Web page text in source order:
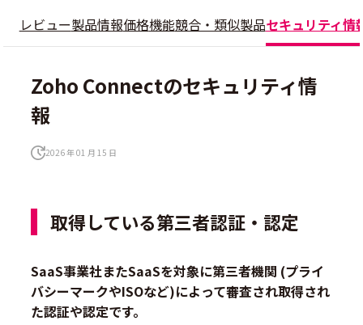
レビュー製品情報価格機能競合・類似製品セキュリティ情
Zoho Connectのセキュリティ情
報
2026 年 01 月 15 日
取得している第三者認証・認定
SaaS事業社またSaaSを対象に第三者機関 (プライ
バシーマークやISOなど)によって審査され取得され
た認証や認定です。